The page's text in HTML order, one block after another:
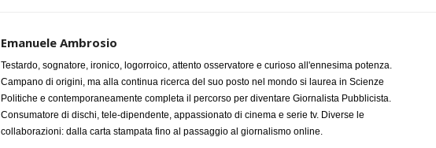
Emanuele Ambrosio
Testardo, sognatore, ironico, logorroico, attento osservatore e curioso all'ennesima potenza.
Campano di origini, ma alla continua ricerca del suo posto nel mondo si laurea in Scienze
Politiche e contemporaneamente completa il percorso per diventare Giornalista Pubblicista.
Consumatore di dischi, tele-dipendente, appassionato di cinema e serie tv. Diverse le
collaborazioni: dalla carta stampata fino al passaggio al giornalismo online.